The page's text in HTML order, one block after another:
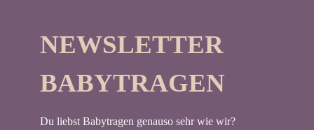
NEWSLETTER
BABYTRAGEN
Du liebst Babytragen genauso sehr wie wir?